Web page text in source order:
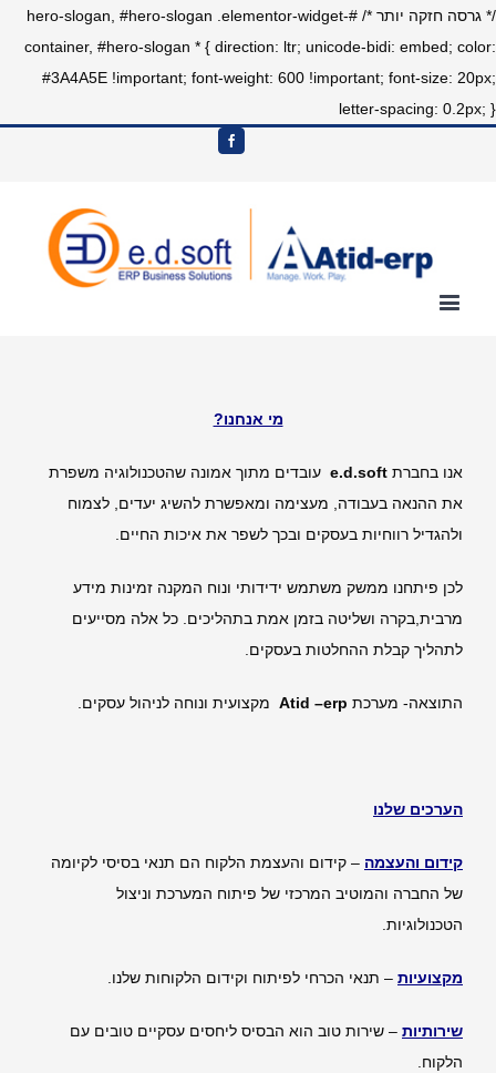
/* גרסה חזקה יותר */ #hero-slogan, #hero-slogan .elementor-widget-
container, #hero-slogan * { direction: ltr; unicode-bidi: embed; color:
#3A4A5E !important; font-weight: 600 !important; font-size: 20px;
letter-spacing: 0.2px; }
מי אנחנו?
אנו בחברת e.d.soft עובדים מתוך אמונה שהטכנולוגיה משפרת
את ההנאה בעבודה, מעצימה ומאפשרת להשיג יעדים, לצמוח
ולהגדיל רווחיות בעסקים ובכך לשפר את איכות החיים.
לכן פיתחנו ממשק משתמש ידידותי ונוח המקנה זמינות מידע
מרבית,בקרה ושליטה בזמן אמת בתהליכים. כל אלה מסייעים
לתהליך קבלת ההחלטות בעסקים.
התוצאה- מערכת Atid –erp מקצועית ונוחה לניהול עסקים.
הערכים שלנו
קידום והעצמה – קידום והעצמת הלקוח הם תנאי בסיסי לקיומה
של החברה והמוטיב המרכזי של פיתוח המערכת וניצול
הטכנולוגיות.
מקצועיות – תנאי הכרחי לפיתוח וקידום הלקוחות שלנו.
שירותיות – שירות טוב הוא הבסיס ליחסים עסקיים טובים עם
הלקוח.